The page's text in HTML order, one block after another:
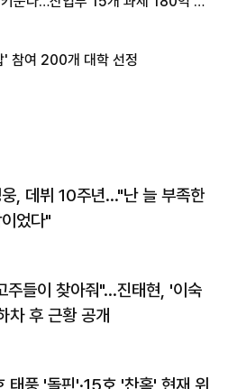
' 참여 200개 대학 선정
, 데뷔 10주년…"난 늘 부족한
었다"
주들이 찾아줘"…진태현, '이숙
차 후 근황 공개